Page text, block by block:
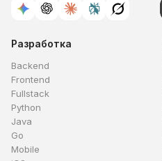
Разработка
Backend
Frontend
Fullstack
Python
Java
Go
Mobile